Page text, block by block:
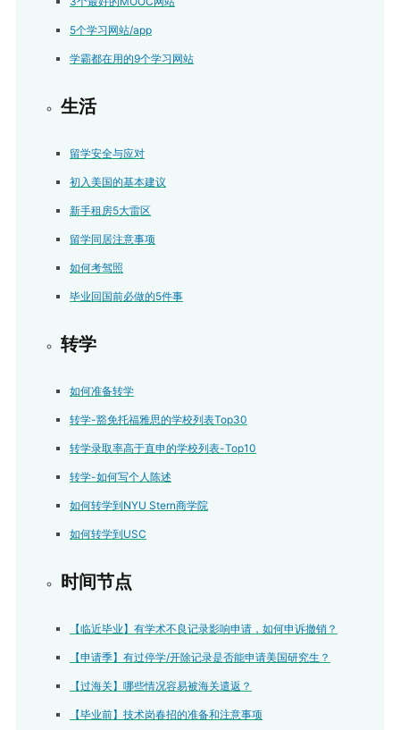
5个学习网站/app
学霸都在用的9个学习网站
生活
留学安全与应对
初入美国的基本建议
新手租房5大雷区
留学同居注意事项
如何考驾照
毕业回国前必做的5件事
转学
如何准备转学
转学-豁免托福雅思的学校列表Top30
转学录取率高于直申的学校列表-Top10
转学-如何写个人陈述
如何转学到NYU Stern商学院
如何转学到USC
时间节点
【临近毕业】有学术不良记录影响申请，如何申诉撤销？
【申请季】有过停学/开除记录是否能申请美国研究生？
【过海关】哪些情况容易被海关遣返？
【毕业前】技术岗春招的准备和注意事项